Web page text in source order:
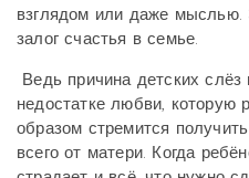
взглядом или даже
залог счастья в семье.
Ведь причина детских
недостатке любви, которую
образом стремится
всего от матери. Когда